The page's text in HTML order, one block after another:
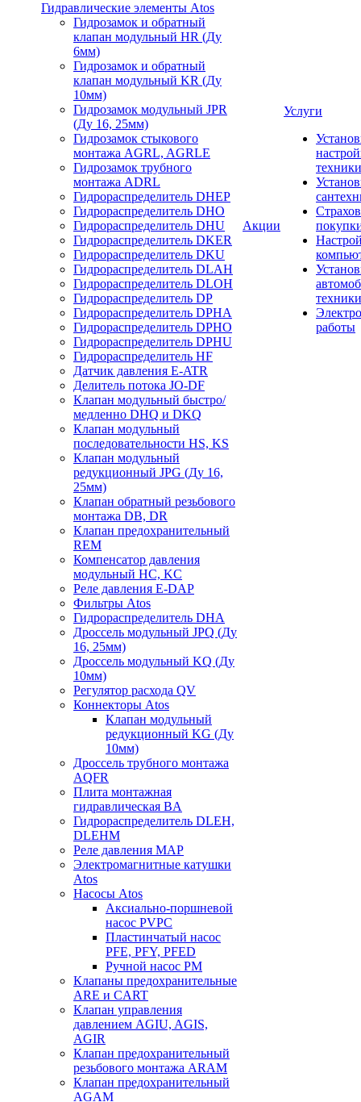
Гидравлические элементы Atos
Гидрозамок и обратный
клапан модульный HR (Ду
6мм)
Гидрозамок и обратный
клапан модульный KR (Ду
10мм)
Гидрозамок модульный JPR
(Ду 16, 25мм)
Гидрозамок стыкового
монтажа AGRL, AGRLE
Гидрозамок трубного
монтажа ADRL
Гидрораспределитель DHEP
Гидрораспределитель DHO
Гидрораспределитель DHU
Гидрораспределитель DKER
Гидрораспределитель DKU
Гидрораспределитель DLAH
Гидрораспределитель DLOH
Гидрораспределитель DP
Гидрораспределитель DPHA
Гидрораспределитель DPHO
Гидрораспределитель DPHU
Гидрораспределитель HF
Датчик давления E-ATR
Делитель потока JO-DF
Клапан модульный быстро/
медленно DHQ и DKQ
Клапан модульный
последовательности HS, KS
Клапан модульный
редукционный JPG (Ду 16,
25мм)
Клапан обратный резьбового
монтажа DB, DR
Клапан предохранительный
REM
Компенсатор давления
модульный HC, KC
Реле давления E-DAP
Фильтры Atos
Гидрораспределитель DHA
Дроссель модульный JPQ (Ду
16, 25мм)
Дроссель модульный KQ (Ду
10мм)
Регулятор расхода QV
Коннекторы Atos
Клапан модульный
редукционный KG (Ду
10мм)
Дроссель трубного монтажа
AQFR
Плита монтажная
гидравлическая BA
Гидрораспределитель DLEH,
DLEHM
Реле давления MAP
Электромагнитные катушки
Atos
Насосы Atos
Аксиально-поршневой
насос PVPC
Пластинчатый насос
PFE, PFY, PFED
Ручной насос PM
Клапаны предохранительные
ARE и CART
Клапан управления
давлением AGIU, AGIS,
AGIR
Клапан предохранительный
резьбового монтажа ARAM
Клапан предохранительный
AGAM
Акции
Услуги
техники
техники
работы